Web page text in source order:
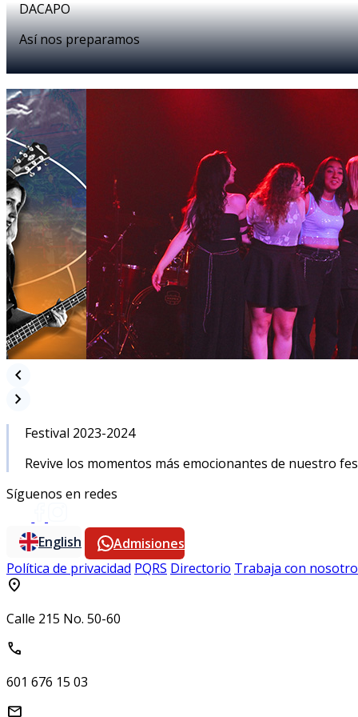
DACAPO
Así nos preparamos
chevron_left
chevron_right
Festival 2023-2024
Revive los momentos más emocionantes de nuestro
Síguenos en redes
English
Admisiones
Política de privacidad PQRS Directorio Trabaja con
location_on
Calle 215 No. 50-60
call
601 676 15 03
mail